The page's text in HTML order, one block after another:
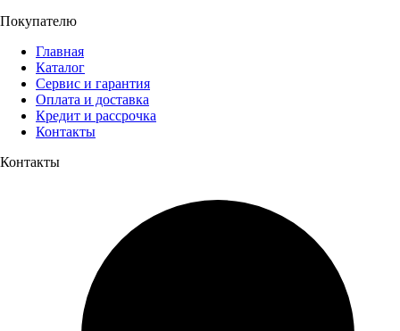
Покупателю
Главная
Каталог
Сервис и гарантия
Оплата и доставка
Кредит и рассрочка
Контакты
Контакты